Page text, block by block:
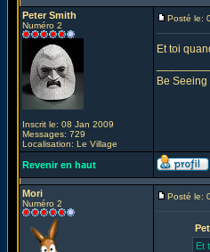
Peter Smith
Numéro 2
Inscrit le: 08 Jan 2009
Messages: 729
Localisation: Le Village
Posté le:
Et toi
Be Seeing
Revenir en haut
Mori
Numéro 2
Posté le:
Et